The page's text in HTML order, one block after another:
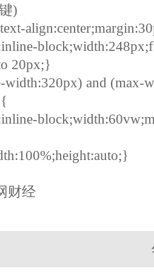
)
20px;}
width:320px) and (max-
财经